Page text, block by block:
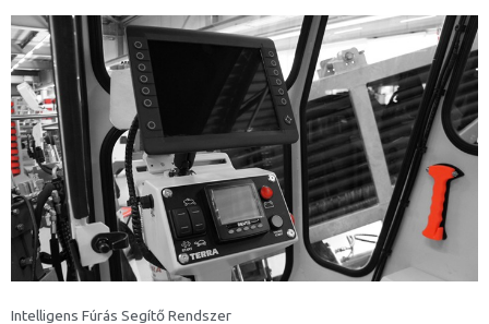
Intelligens Fúrás Segítő Rendszer